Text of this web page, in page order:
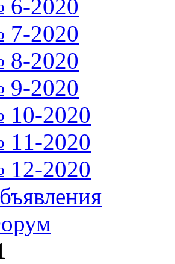
2020
2020
2020
2020
2020
2020
2020